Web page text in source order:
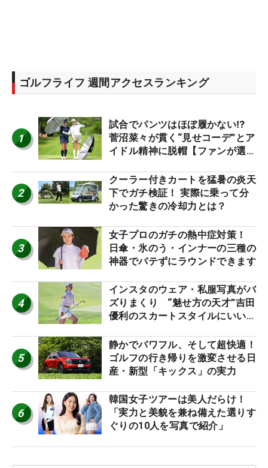
ゴルフライフ 週間アクセスランキング
1
試合でパンツはほぼ履かない⁉
菅沼菜々が貫く“見せコーデ”とア
イドル精神に脱帽【ファンが選ぶ
2
クーラー付きカートを猛暑の炎天
下でガチ検証！ 実際に乗って分
かった驚きの冷却力とは？
3
女子プロのガチの熱中症対策！
日傘・氷のう・インナーの三種の
神器でバテずにラウンドできます
4
インスタのウェア・私服写真がバ
ズりまくり “魅せ方の天才”吉田
優利のスカートスタイルにいい
5
静かでパワフル、そして超快適！
ゴルフの行き帰りを激変させる日
産・新型「キックス」の実力
6
韓国女子ツアーは美人だらけ！
「実力と美貌を兼ね備えた選りす
ぐりの10人を写真で紹介」